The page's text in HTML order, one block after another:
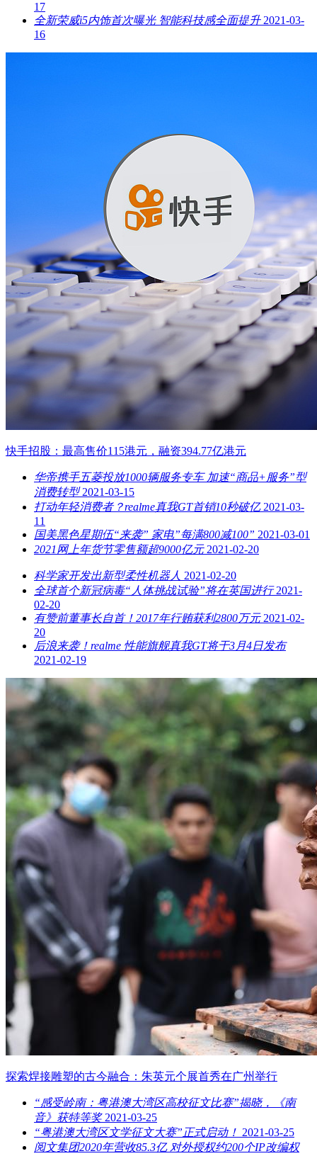
17
全新荣威i5内饰首次曝光 智能科技感全面提升 2021-03-
16
快手招股：最高售价115港元，融资394.77亿港元
华帝携手五菱投放1000辆服务专车 加速“商品+服务”型
消费转型 2021-03-15
打动年轻消费者？realme真我GT首销10秒破亿 2021-03-
11
国美黑色星期伍“来袭” 家电”每满800减100” 2021-03-01
2021网上年货节零售额超9000亿元 2021-02-20
科学家开发出新型柔性机器人 2021-02-20
全球首个新冠病毒“人体挑战试验”将在英国进行 2021-
02-20
有赞前董事长自首！2017年行贿获利2800万元 2021-02-
20
后浪来袭！realme 性能旗舰真我GT将于3月4日发布
2021-02-19
探索焊接雕塑的古今融合：朱英元个展首秀在广州举行
“感受岭南：粤港澳大湾区高校征文比赛”揭晓，《南
音》获特等奖 2021-03-25
“粤港澳大湾区文学征文大赛”正式启动！ 2021-03-25
阅文集团2020年营收85.3亿 对外授权约200个IP改编权